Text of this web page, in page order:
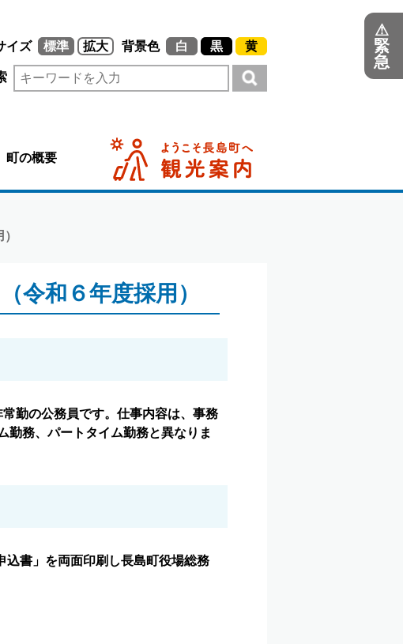
背景色 白 黒 黄
イズ 標準 拡大
⚠
緊
急
町の概要
令和６年度採用）
勤の公務員です。仕事内容は、事務
勤務、パートタイム勤務と異なりま
込書」を両面印刷し長島町役場総務